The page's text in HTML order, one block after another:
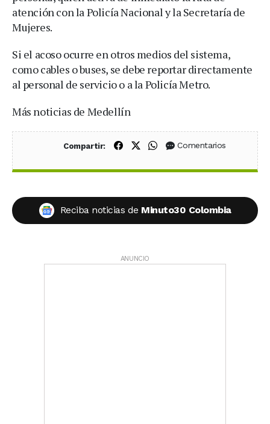
atención con la Policía Nacional y la Secretaría de
Mujeres.
Si el acoso ocurre en otros medios del sistema,
como cables o buses, se debe reportar directamente
al personal de servicio o a la Policía Metro.
Más noticias de Medellín
Compartir: Compartir en Facebook
Compartir en X (Twitter)
Compartir en WhatsApp
Comentarios
Reciba noticias de Minuto30 Colombia
ANUNCIO